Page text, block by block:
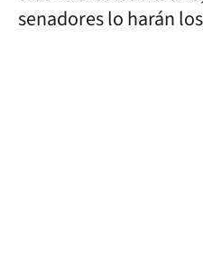
senadores lo harán